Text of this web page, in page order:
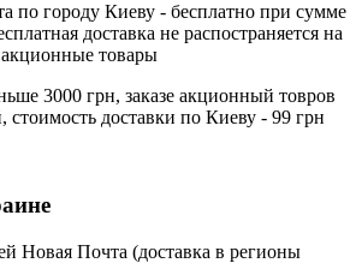
по городу Киеву - бесплатно при сумме
доставка не распостраняется на
товары
3000 грн, заказе акционный товров
стоимость доставки по Киеву - 99 грн
Новая Почта (доставка в регионы